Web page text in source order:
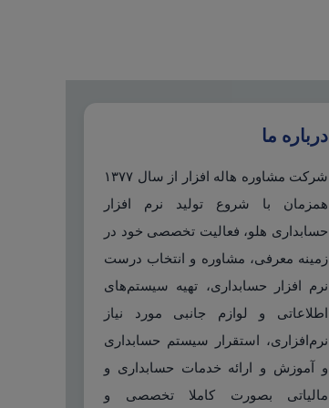
درباره ما
شرکت مشاوره هاله افزار از سال ۱۳۷۷
همزمان با شروع تولید نرم افزار
حسابداری هلو، فعالیت تخصصی خود در
زمینه معرفی، مشاوره و انتخاب درست
نرم افزار حسابداری، تهیه سیستم‌های
اطلاعاتی و لوازم جانبی مورد نیاز
نرم‌افزاری، استقرار سیستم حسابداری
و آموزش و ارائه خدمات حسابداری و
مالیاتی بصورت کاملا تخصصی و